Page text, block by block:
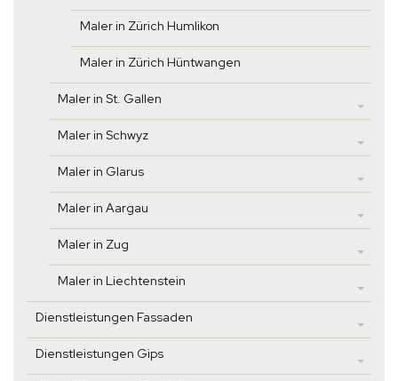
Maler in Zürich Humlikon
Maler in Zürich Hüntwangen
Maler in St. Gallen
Maler in Schwyz
Maler in Glarus
Maler in Aargau
Maler in Zug
Maler in Liechtenstein
Dienstleistungen Fassaden
Dienstleistungen Gips